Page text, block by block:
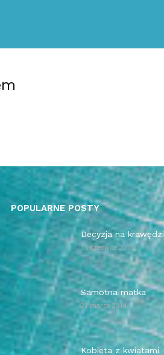
POPULARNE POSTY
Decyzja na krawędzi
15 czerwca 2015
Samotna matka
21 marca 2014
Kobieta z kwiatami